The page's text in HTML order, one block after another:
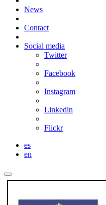
News
Contact
Social media
Twitter
Facebook
Instagram
Linkedin
Flickr
es
en